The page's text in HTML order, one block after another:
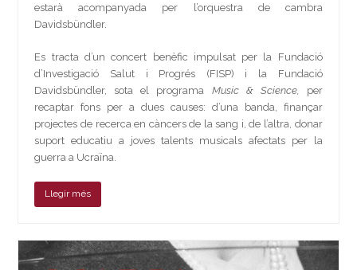
estarà acompanyada per l’orquestra de cambra
Davidsbündler.
Es tracta d’un concert benèfic impulsat per la Fundació
d’Investigació Salut i Progrés (FISP) i la Fundació
Davidsbündler, sota el programa Music & Science,
per
recaptar fons per a dues causes: d’una banda, finançar
projectes de recerca en càncers de la sang i, de l’altra, donar
suport educatiu a joves talents musicals afectats per la
guerra a Ucraïna.
Llegir més